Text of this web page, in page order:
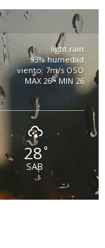
light rain
93% humedad
viento: 7m/s OSO
MAX 26 • MIN 26
28°
SAB